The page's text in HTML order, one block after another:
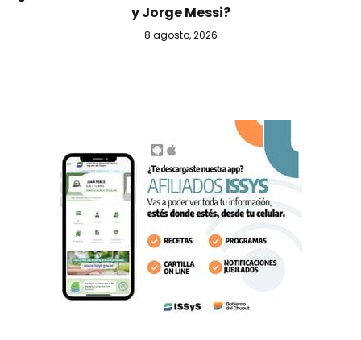
y Jorge Messi?
8 agosto, 2026